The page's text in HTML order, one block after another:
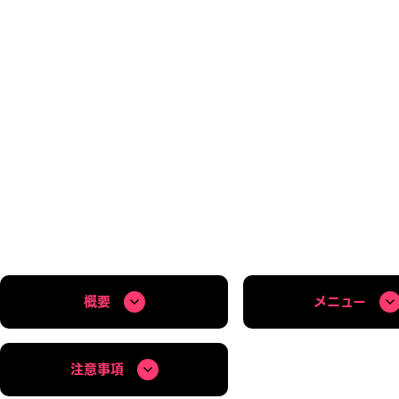
概要 メニュー
注意事項